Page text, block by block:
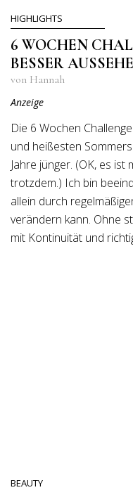
HIGHLIGHTS
6 WOCHEN
BESSER
von Hannah
Anzeige
Die 6 Wochen
und heißesten
Jahre jünger. (OK, es
trotzdem.) Ich bin
allein durch
verändern kann. Ohne
mit Kontinuität und
BEAUTY